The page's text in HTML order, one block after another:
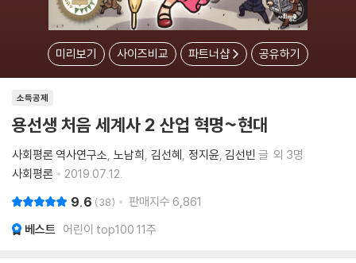
미리보기 사이즈비교 파트너샵 공유하기
소득공제
용선생 처음 세계사 2 산업 혁명~현대
사회평론 역사연구소 노남희 김선혜 정지윤 김선빈 글 외 3명
사회평론
2019.07.12.
9.6 38 판매지수 6,861
베스트 어린이 top100 11주